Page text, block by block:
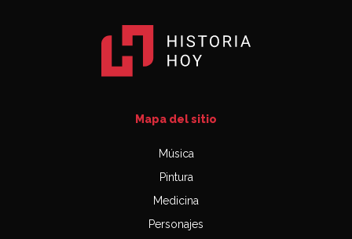
Mapa del sitio
Música
Pintura
Medicina
Personajes